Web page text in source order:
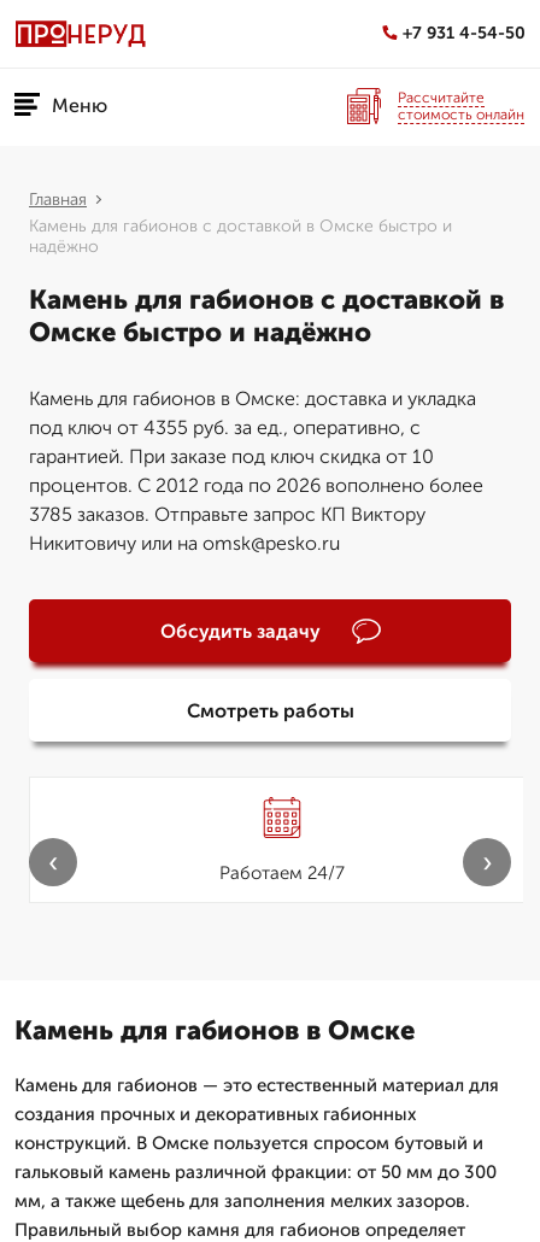
+7 931 4-54-50
Меню
Рассчитайте
стоимость онлайн
Главная
Камень для габионов с доставкой в Омске быстро и
надёжно
Камень для габионов с доставкой в
Омске быстро и надёжно
Камень для габионов в Омске: доставка и укладка
под ключ от 4355 руб. за ед., оперативно, с
гарантией. При заказе под ключ скидка от 10
процентов. С 2012 года по 2026 вополнено более
3785 заказов. Отправьте запрос КП Виктору
Никитовичу или на omsk@pesko.ru
Обсудить задачу
Смотреть работы
Работаем 24/7
‹ ›
Камень для габионов в Омске
Камень для габионов — это естественный материал для
создания прочных и декоративных габионных
конструкций. В Омске пользуется спросом бутовый и
гальковый камень различной фракции: от 50 мм до 300
мм, а также щебень для заполнения мелких зазоров.
Правильный выбор камня для габионов определяет